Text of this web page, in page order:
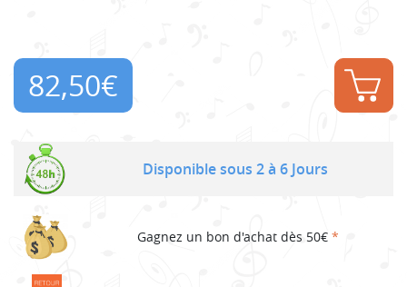
82,50€
Disponible sous 2 à 6 Jours
Gagnez un bon d'achat dès 50€ *